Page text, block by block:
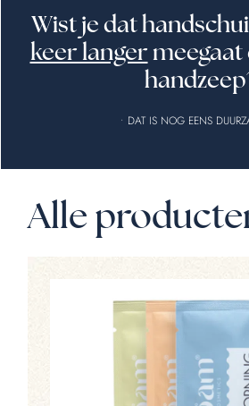
Wist je dat
keer langer meegaat
• DAT IS NOG EENS
Alle